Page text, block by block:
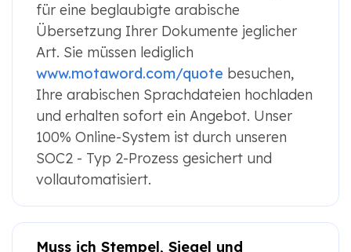
für eine beglaubigte arabische
Übersetzung Ihrer Dokumente jeglicher
Art. Sie müssen lediglich
www.motaword.com/quote besuchen,
Ihre arabischen Sprachdateien hochladen
und erhalten sofort ein Angebot. Unser
100% Online-System ist durch unseren
SOC2 - Typ 2-Prozess gesichert und
vollautomatisiert.
Muss ich Stempel, Siegel und